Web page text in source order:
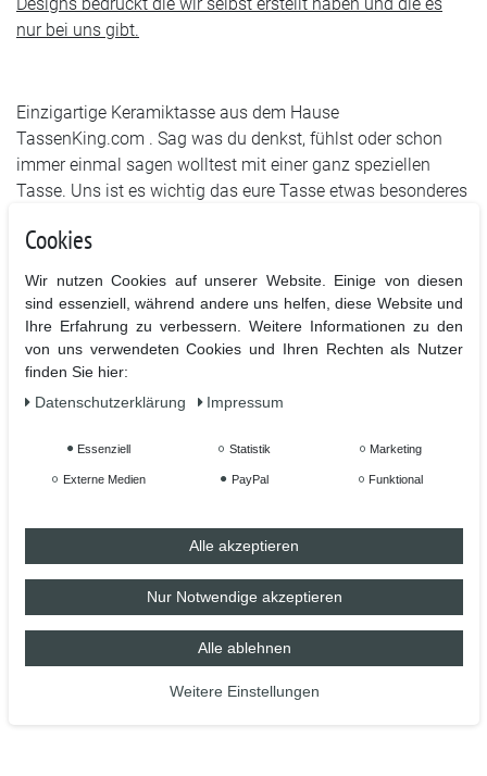
nur bei uns gibt.
Einzigartige Keramiktasse aus dem Hause
TassenKing.com . Sag was du denkst, fühlst oder schon
immer einmal sagen wolltest mit einer ganz speziellen
Tasse. Uns ist es wichtig das eure Tasse etwas besonderes
Hochwertiger Sublimationsdruck in höchster Qualität für
lange Lebensdauer.
Bedruckt ist die Vorder- und Rückseite mit dem Motiv
- Hochwertige Keramiktasse mit C-förmigem Henkel
- Hochweiß, glänzende Oberfläche
auf 2.000 Spülmaschinengänge)
- Mikrowellenbeständig nach BS EN 15284:2007
- Industriespülmaschinenbeständig
- Höhe 96 mm, Ø 80 mm, ca. 320 g
- Fassungsvermögen 375 ml / Füllmenge 11oz
Cookies
Wir nutzen Cookies auf unserer Website. Einige von diesen
sind essenziell, während andere uns helfen, diese Website und
Ihre Erfahrung zu verbessern. Weitere Informationen zu den
von uns verwendeten Cookies und Ihren Rechten als Nutzer
finden Sie hier:
Daten­schutz­erklärung
Impressum
Essenziell Statistik Marketing
Externe Medien PayPal Funktional
Alle akzeptieren
Nur Notwendige akzeptieren
Alle ablehnen
Weitere Einstellungen